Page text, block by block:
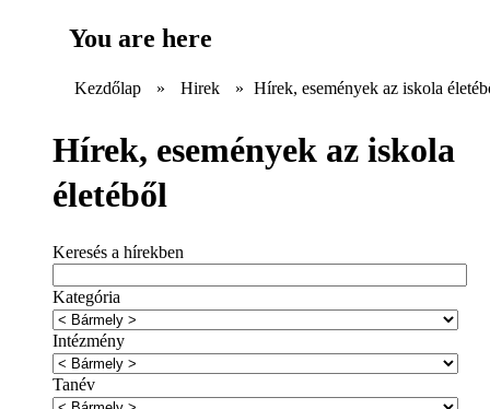
You are here
Kezdőlap » Hirek » Hírek, események az iskola
Hírek, események az iskola
életéből
Keresés a hírekben
Kategória
Intézmény
Tanév